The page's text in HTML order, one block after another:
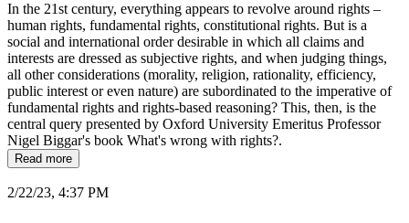
In the 21st century, everything appears to revolve around rights –
human rights, fundamental rights, constitutional rights. But is a
social and international order desirable in which all claims and
interests are dressed as subjective rights, and when judging things,
all other considerations (morality, religion, rationality, efficiency,
public interest or even nature) are subordinated to the imperative of
fundamental rights and rights-based reasoning? This, then, is the
central query presented by Oxford University Emeritus Professor
Nigel Biggar's book What's wrong with rights?.
Read more
2/22/23, 4:37 PM